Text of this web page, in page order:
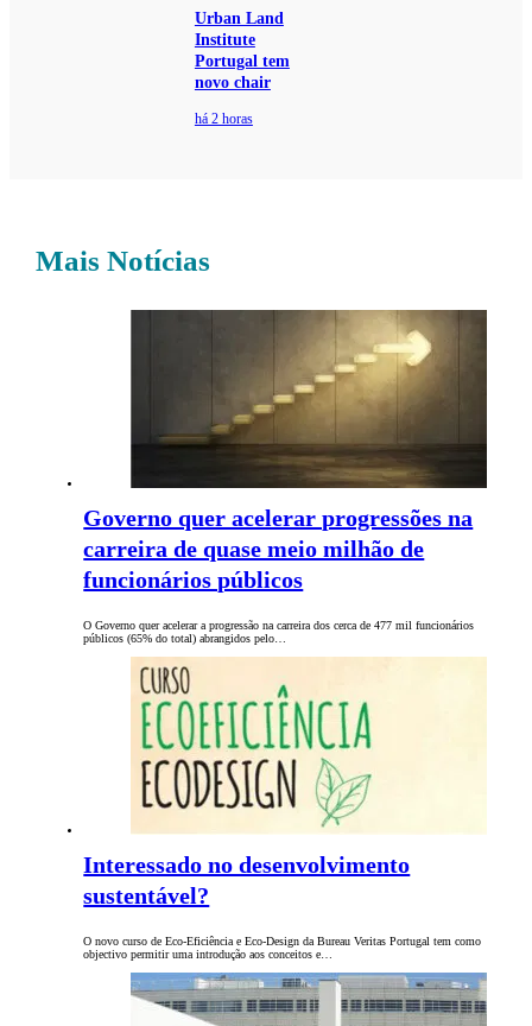
Urban Land
Institute
Portugal tem
novo chair
há 2 horas
Mais Notícias
Governo quer acelerar progressões na
carreira de quase meio milhão de
funcionários públicos
O Governo quer acelerar a progressão na carreira dos cerca de 477 mil funcionários
públicos (65% do total) abrangidos pelo…
Interessado no desenvolvimento
sustentável?
O novo curso de Eco-Eficiência e Eco-Design da Bureau Veritas Portugal tem como
objectivo permitir uma introdução aos conceitos e…